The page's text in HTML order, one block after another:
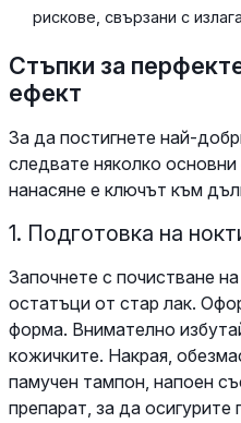
рискове, свързани с
Стъпки за
ефект
За да постигнете най-
следвате няколко
нанасяне е ключът към
1. Подготовка на
Започнете с почистване
остатъци от стар лак.
форма. Внимателно
кожичките. Накрая,
памучен тампон, напоен
препарат, за да